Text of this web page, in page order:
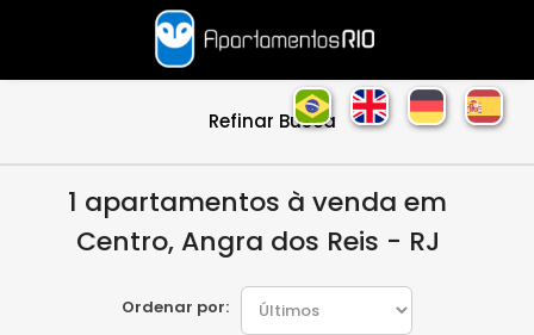
Refinar Busca
1 apartamentos à venda em
Centro, Angra dos Reis - RJ
Ordenar por: